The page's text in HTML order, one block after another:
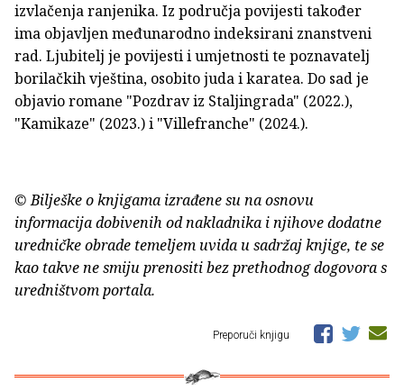
izvlačenja ranjenika. Iz područja povijesti također
ima objavljen međunarodno indeksirani znanstveni
rad. Ljubitelj je povijesti i umjetnosti te poznavatelj
borilačkih vještina, osobito juda i karatea. Do sad je
objavio romane "Pozdrav iz Staljingrada" (2022.),
"Kamikaze" (2023.) i "Villefranche" (2024.).
© Bilješke o knjigama izrađene su na osnovu
informacija dobivenih od nakladnika i njihove dodatne
uredničke obrade temeljem uvida u sadržaj knjige, te se
kao takve ne smiju prenositi bez prethodnog dogovora s
uredništvom portala.
Preporuči knjigu